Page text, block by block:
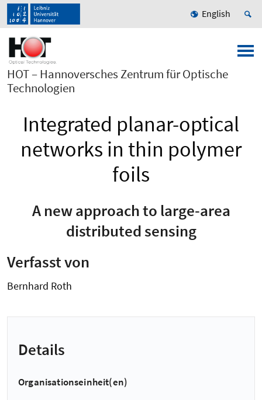
English
HOT – Hannoversches Zentrum für Optische
Technologien
Integrated planar-optical
networks in thin polymer
foils
A new approach to large-area
distributed sensing
Verfasst von
Bernhard Roth
Details
Organisationseinheit(en)